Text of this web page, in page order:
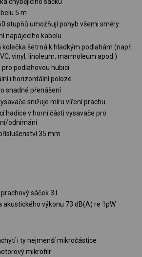
5 m
stupňů umožňují pohyb všemi směry
napájecího kabelu
kolečka šetrná k hladkým podlahám (např.
vinyl, linoleum, marmoleum apod.)
podlahovou hubici
i horizontální poloze
snadné přenášení
snižuje míru víření prachu
hadice v horní části vysavače pro
odnímání
35 mm
sáček 3 l
akustického výkonu 73 dB(A) re 1pW
i ty nejmenší mikročástice
mikrofilr